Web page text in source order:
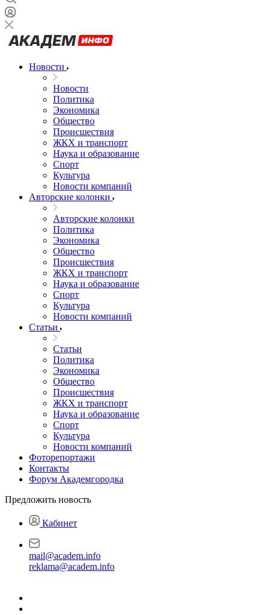
Новости
Новости
Политика
Экономика
Общество
Происшествия
ЖКХ и транспорт
Наука и образование
Спорт
Культура
Новости компаний
Авторские колонки
Авторские колонки
Политика
Экономика
Общество
Происшествия
ЖКХ и транспорт
Наука и образование
Спорт
Культура
Новости компаний
Статьи
Статьи
Политика
Экономика
Общество
Происшествия
ЖКХ и транспорт
Наука и образование
Спорт
Культура
Новости компаний
Фоторепортажи
Контакты
Форум Академгородка
Предложить новость
Кабинет
mail@academ.info
reklama@academ.info